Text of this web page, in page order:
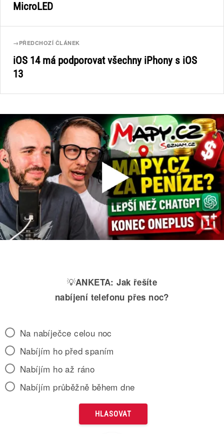
MicroLED
→ PŘEDCHOZÍ ČLÁNEK
iOS 14 má podporovat všechny iPhony s iOS
13
💡ANKETA: Jak řešíte
nabíjení telefonu přes noc?
Na nabíječce celou noc
Nabíjím ho před spaním
Nabíjím ho až ráno
Nabíjím průběžně během dne